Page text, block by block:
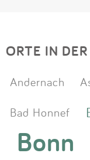
ORTE IN
Andernach
Bad Honnef
Bonn